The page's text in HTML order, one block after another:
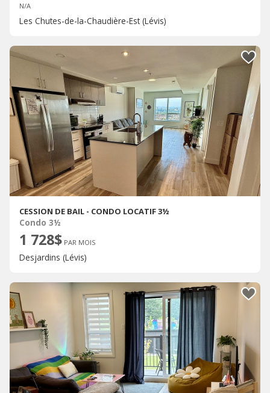
N/A
Les Chutes-de-la-Chaudière-Est (Lévis)
CESSION DE BAIL - CONDO LOCATIF 3½
Condo 3½
1 728$ PAR MOIS
Desjardins (Lévis)